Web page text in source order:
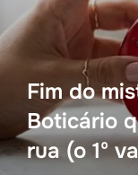
Fim do
Boticário
rua (o 1º